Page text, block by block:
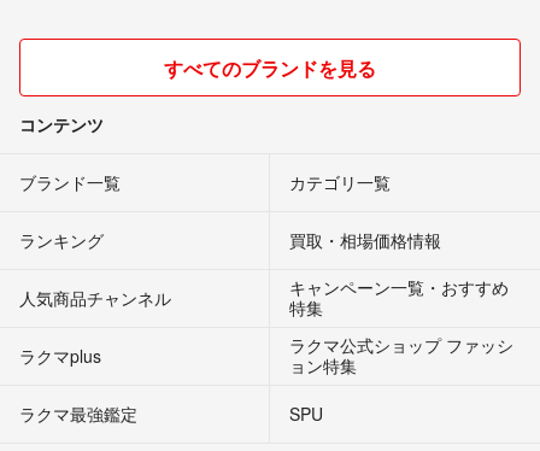
すべてのブランドを見る
コンテンツ
ブランド一覧 カテゴリ一覧
ランキング 買取・相場価格情報
人気商品チャンネル
キャンペーン一覧・おすすめ
特集
ラクマplus
ラクマ公式ショップ ファッシ
ョン特集
ラクマ最強鑑定
SPU